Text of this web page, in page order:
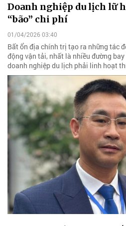
Doanh nghiệp du lịch lữ
“bão” chi phí
01/04/2026 03:40
Bất ổn địa chính trị tạo ra những tác
động vận tải, nhất là nhiều đường
doanh nghiệp du lịch phải linh hoạt